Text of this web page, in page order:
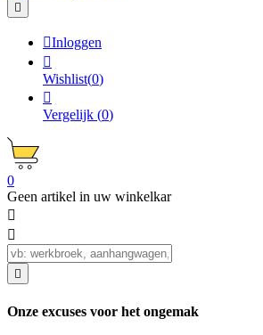

Inloggen

Wishlist(0)

Vergelijk (0)
0
Geen artikel in uw winkelkar



Onze excuses voor het ongemak